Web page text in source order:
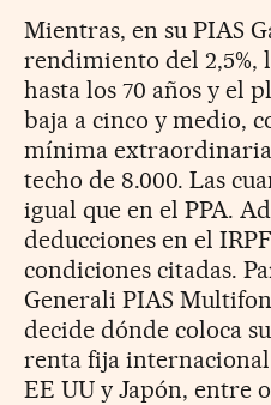
Mientras, en su PIAS
rendimiento del 2,5%,
hasta los 70 años y el
baja a cinco y medio,
mínima extraordinaria
techo de 8.000. Las
igual que en el PPA.
deducciones en el
condiciones citadas.
Generali PIAS
decide dónde coloca
renta fija
EE UU y Japón, entre